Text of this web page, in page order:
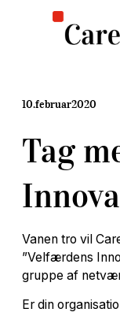
10.februar2020
Tag
Vanen tro vil
”Velfærdens
gruppe af
Er din